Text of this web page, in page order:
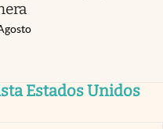
Estados Unidos